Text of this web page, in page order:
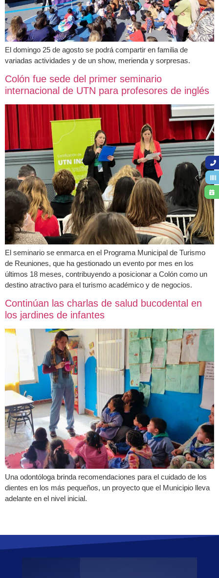
El domingo 25 de agosto se podrá compartir en familia de
variadas actividades y de un show, merienda y sorpresas.
Colón fue sede del primer seminario
internacional de UTN para profesores de inglés
El seminario se enmarca en el Programa Municipal de Turismo
de Reuniones, que ha gestionado un evento por mes en los
últimos 18 meses, contribuyendo a posicionar a Colón como un
destino atractivo para el turismo académico y de negocios.
Continúan las charlas de salud bucodental en
los jardines de infantes
Una odontóloga brinda recomendaciones para el cuidado de los
dientes en los más pequeños, un proyecto que el Municipio lleva
adelante en el nivel inicial.